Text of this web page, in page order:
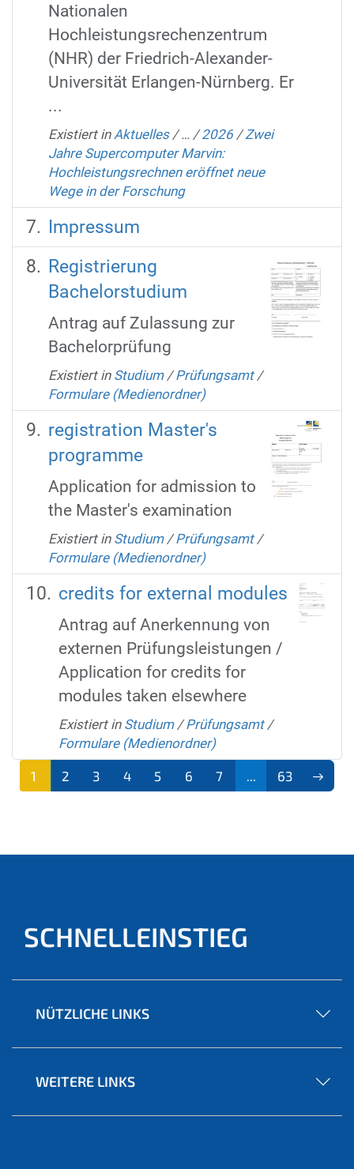
Nationalen
Hochleistungsrechenzentrum
(NHR) der Friedrich-Alexander-
Universität Erlangen-Nürnberg. Er
...
Existiert in Aktuelles /… /2026 /Zwei
Jahre Supercomputer Marvin:
Hochleistungsrechnen eröffnet neue
Wege in der Forschung
Impressum
Registrierung
Bachelorstudium
Antrag auf Zulassung zur
Bachelorprüfung
Existiert in Studium /Prüfungsamt /
Formulare (Medienordner)
registration Master's
programme
Application for admission to
the Master's examination
Existiert in Studium /Prüfungsamt /
Formulare (Medienordner)
credits for external modules
Antrag auf Anerkennung von
externen Prüfungsleistungen /
Application for credits for
modules taken elsewhere
Existiert in Studium /Prüfungsamt /
Formulare (Medienordner)
1
2 3 4 5 6 7 63
SCHNELLEINSTIEG
NÜTZLICHE LINKS
WEITERE LINKS